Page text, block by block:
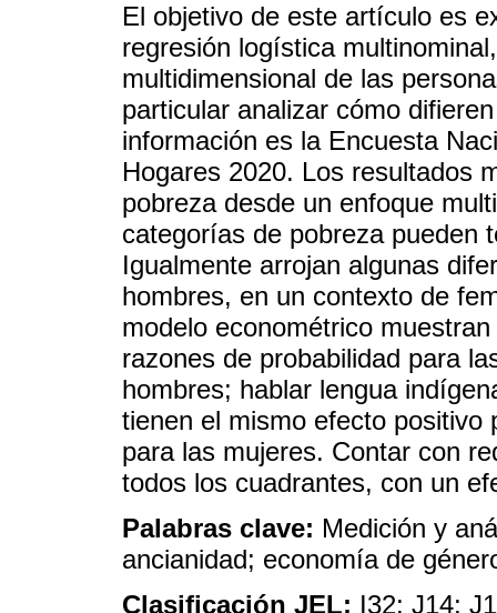
El objetivo de este artículo es
regresión logística
multidimensional de las
particular analizar cómo
información es la Encuesta
Hogares 2020. Los resultados
pobreza desde un enfoque
categorías de pobreza pueden
Igualmente arrojan algunas
hombres, en un contexto de
modelo econométrico
razones de probabilidad para
hombres; hablar lengua
tienen el mismo efecto positivo
para las mujeres. Contar con
todos los cuadrantes, con un
Palabras clave: Medición y
ancianidad; economía de
Clasificación JEL: I32; J14;